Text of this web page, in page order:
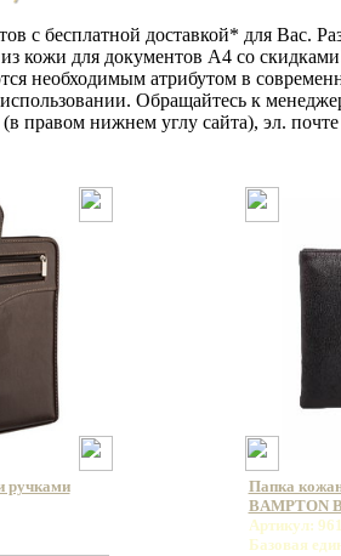
с бесплатной доставкой* для Вас.
кожи для документов А4 со
необходимым атрибутом в
Обращайтесь к
правом нижнем углу сайта), эл.
ручками
Папка
BAMPTON
Артикул:
Базовая